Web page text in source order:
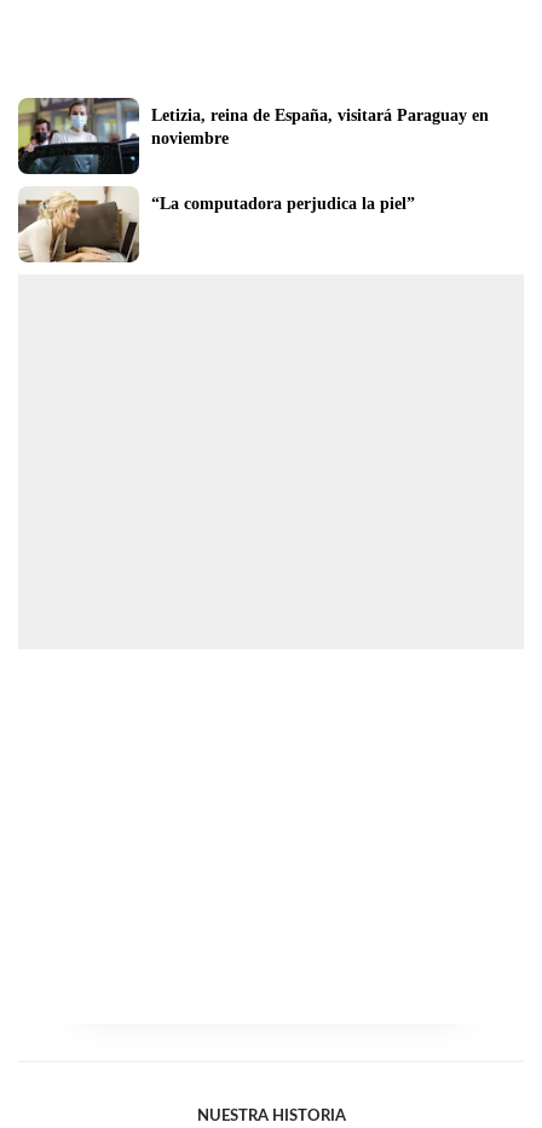
Letizia, reina de España, visitará Paraguay en
noviembre
“La computadora perjudica la piel”
NUESTRA HISTORIA